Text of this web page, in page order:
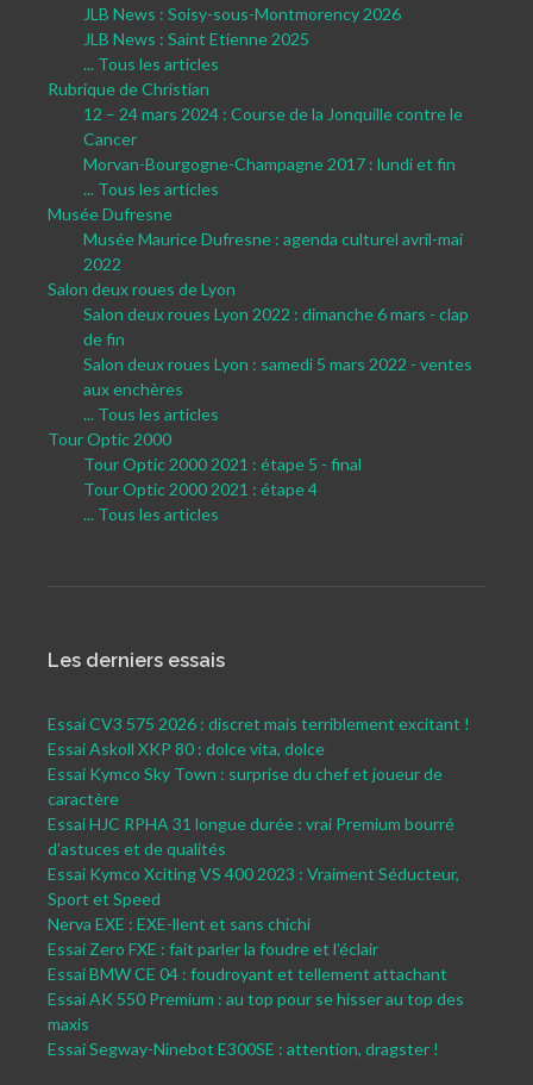
JLB News : Soisy-sous-Montmorency 2026
JLB News : Saint Etienne 2025
... Tous les articles
Rubrique de Christian
12 – 24 mars 2024 : Course de la Jonquille contre le
Cancer
Morvan-Bourgogne-Champagne 2017 : lundi et fin
... Tous les articles
Musée Dufresne
Musée Maurice Dufresne : agenda culturel avril-mai
2022
Salon deux roues de Lyon
Salon deux roues Lyon 2022 : dimanche 6 mars - clap
de fin
Salon deux roues Lyon : samedi 5 mars 2022 - ventes
aux enchères
... Tous les articles
Tour Optic 2000
Tour Optic 2000 2021 : étape 5 - final
Tour Optic 2000 2021 : étape 4
... Tous les articles
Les derniers essais
Essai CV3 575 2026 : discret mais terriblement excitant !
Essai Askoll XKP 80 : dolce vita, dolce
Essai Kymco Sky Town : surprise du chef et joueur de
caractère
Essai HJC RPHA 31 longue durée : vrai Premium bourré
d’astuces et de qualités
Essai Kymco Xciting VS 400 2023 : Vraiment Séducteur,
Sport et Speed
Nerva EXE : EXE-llent et sans chichi
Essai Zero FXE : fait parler la foudre et l’éclair
Essai BMW CE 04 : foudroyant et tellement attachant
Essai AK 550 Premium : au top pour se hisser au top des
maxis
Essai Segway-Ninebot E300SE : attention, dragster !